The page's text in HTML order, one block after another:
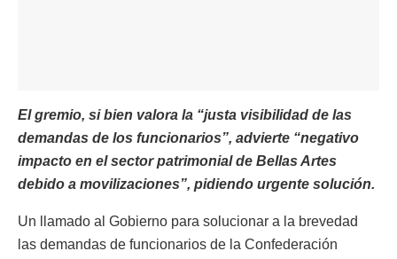
El gremio, si bien valora la “justa visibilidad de las
demandas de los funcionarios”, advierte “negativo
impacto en el sector patrimonial de Bellas Artes
debido a movilizaciones”, pidiendo urgente solución.
Un llamado al Gobierno para solucionar a la brevedad
las demandas de funcionarios de la Confederación